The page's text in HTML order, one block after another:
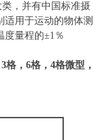
，并有中国标准摄
适用于运动的物体测
度量程的±1％
格，6格，4格微型，